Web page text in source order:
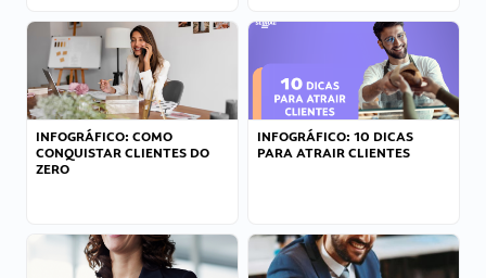
INFOGRÁFICO: COMO
CONQUISTAR CLIENTES DO
ZERO
INFOGRÁFICO: 10 DICAS
PARA ATRAIR CLIENTES